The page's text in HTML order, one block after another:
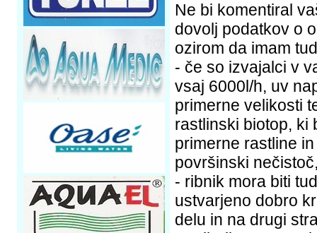
Ne bi komentiral
dovolj podatkov o
ozirom da imam
- če so izvajalci v
vsaj 6000l/h, uv
primerne velikosti
rastlinski biotop, ki
primerne rastline
površinski
- ribnik mora biti
ustvarjeno dobro
delu in na drugi